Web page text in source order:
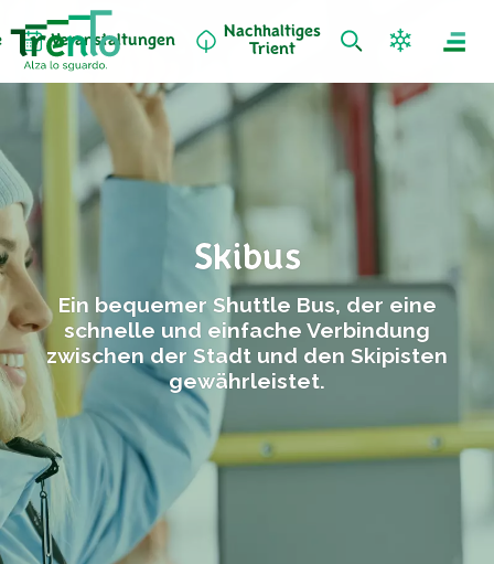
Veranstaltungen
Nachhaltiges
Trient
Skibus
Ein bequemer Shuttle Bus, der eine
schnelle und einfache Verbindung
zwischen der Stadt und den Skipisten
gewährleistet.